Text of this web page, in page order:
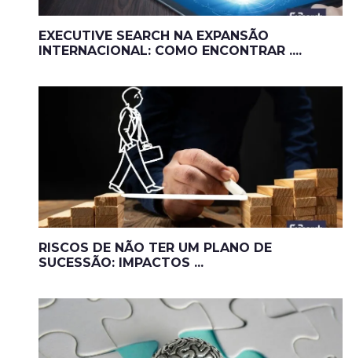
EXECUTIVE SEARCH NA EXPANSÃO
INTERNACIONAL: COMO ENCONTRAR ....
RISCOS DE NÃO TER UM PLANO DE
SUCESSÃO: IMPACTOS ...